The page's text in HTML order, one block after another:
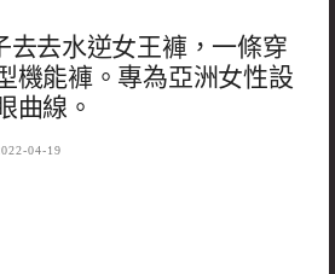
去水逆女王褲，一條穿
機能褲。專為亞洲女性設
曲線。
04-19